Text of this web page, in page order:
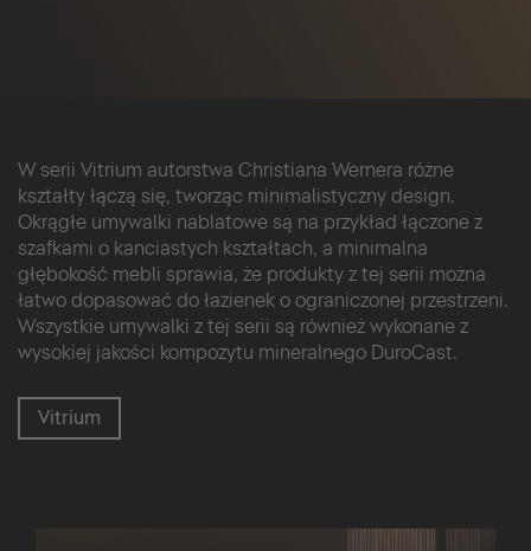
W serii Vitrium autorstwa Christiana Wernera różne
kształty łączą się, tworząc minimalistyczny design.
Okrągłe umywalki nablatowe są na przykład łączone z
szafkami o kanciastych kształtach, a minimalna
głębokość mebli sprawia, że produkty z tej serii można
łatwo dopasować do łazienek o ograniczonej przestrzeni.
Wszystkie umywalki z tej serii są również wykonane z
wysokiej jakości kompozytu mineralnego DuroCast.
Vitrium